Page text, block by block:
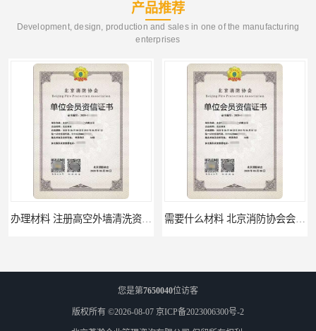
产品推荐
Development, design, production and sales in one of the manufacturing
enterprises
您是第7650040位访客
版权所有 ©2026-08-07 京ICP备2023006300号-2